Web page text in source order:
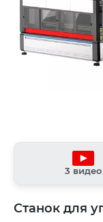
Станок для
3 видео